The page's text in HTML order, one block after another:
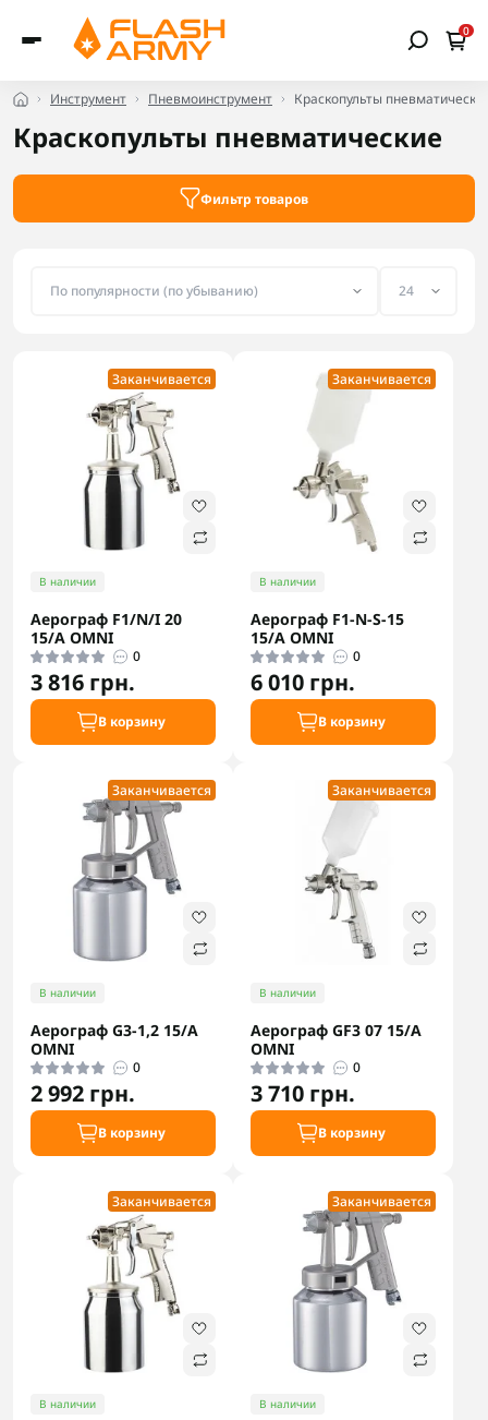
0
Инструмент Пневмоинструмент Краскопульты
Краскопульты пневматические
Фильтр товаров
Заканчивается
В наличии
Аерограф F1/N/I 20
15/A OMNI
0
3 816 грн.
В корзину
Заканчивается
В наличии
Аерограф F1-N-S-15
15/A OMNI
0
6 010 грн.
В корзину
Заканчивается
В наличии
Аерограф G3-1,2 15/A
OMNI
0
2 992 грн.
В корзину
Заканчивается
В наличии
Аерограф GF3 07 15/A
OMNI
0
3 710 грн.
В корзину
Заканчивается
В наличии
Заканчивается
В наличии